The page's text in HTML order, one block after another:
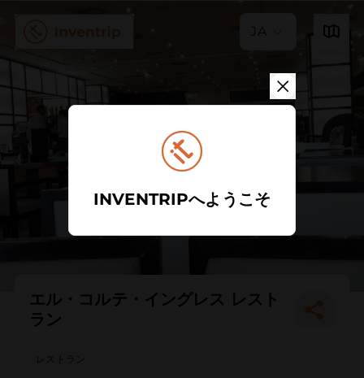
JA
エル・コルテ・イングレス レスト
ラン
レストラン
INVENTRIPへようこそ